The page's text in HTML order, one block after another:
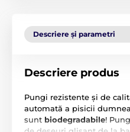
Descriere și parametri
Descriere produs
Pungi rezistente și de
automată a pisicii
sunt biodegradabile!